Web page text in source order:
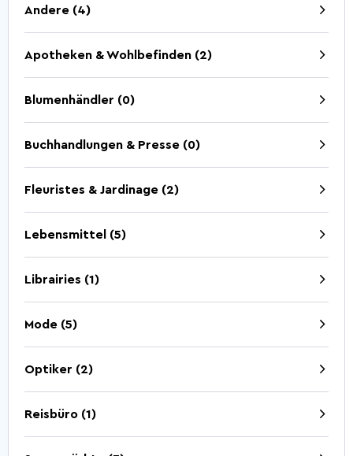
Entdeckung der Natur
5 Things to do
Sommeraktivitäten
2026
Restaurants.
Anfahrt nach Wiltz.
Andere (4)
Apotheken & Wohlbefinden (2)
Blumenhändler (0)
Buchhandlungen & Presse (0)
Fleuristes & Jardinage (2)
Lebensmittel (5)
Librairies (1)
Mode (5)
Optiker (2)
Reisbüro (1)